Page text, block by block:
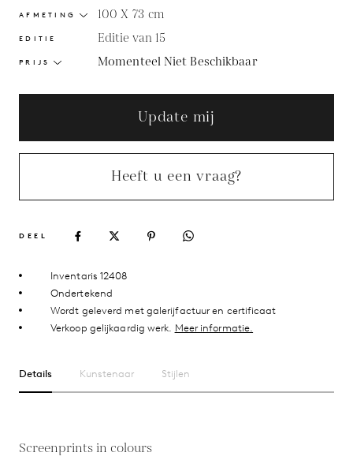
AFMETING 100 X 73 cm
EDITIE Editie van 15
PRIJS Momenteel Niet Beschikbaar
Update mij
Heeft u een vraag?
DEEL
Inventaris 12408
Ondertekend
Wordt geleverd met galerijfactuur en certificaat
Verkoop gelijkaardig werk. Meer informatie.
Details Kunstenaar Stijlen
Screenprints in colours